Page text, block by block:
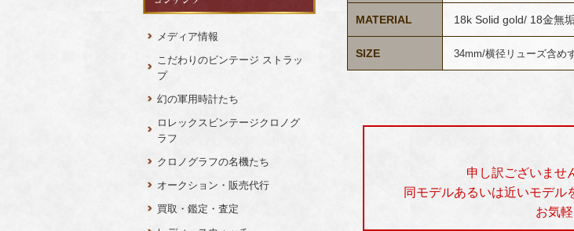
MATERIAL 18k Solid gold/ 18金無
SIZE 34mm/横径リューズ含め
申し訳ございませ
同モデルあるいは近いモデル
お気
メディア情報
こだわりのビンテージ ストラッ
プ
幻の軍用時計たち
ロレックスビンテージクロノグ
ラフ
クロノグラフの名機たち
オークション・販売代行
買取・鑑定・査定